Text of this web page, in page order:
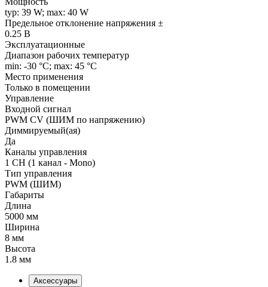
typ: 39 W; max: 40 W
Предельное отклонение напряжения ±
0.25 В
Эксплуатационные
Диапазон рабочих температур
min: -30 °C; max: 45 °C
Место применения
Только в помещении
Управление
Входной сигнал
PWM СV (ШИМ по напряжению)
Диммируемый(ая)
Да
Каналы управления
1 CH (1 канал - Mono)
Тип управления
PWM (ШИМ)
Габариты
Длина
5000 мм
Ширина
8 мм
Высота
1.8 мм
Аксессуары